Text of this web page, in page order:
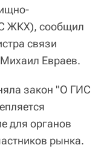
ЖКХ), сообщил
связи
Евраев.
закон "О ГИС
для органов
рынка.